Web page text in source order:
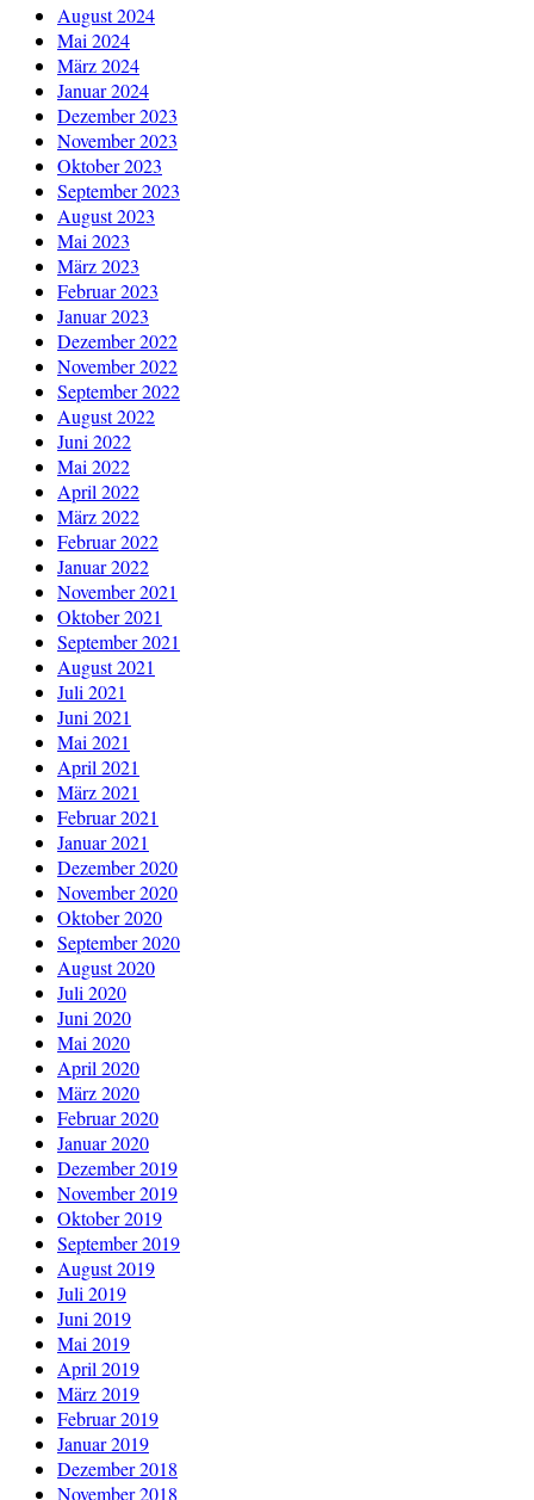
August 2024
Mai 2024
März 2024
Januar 2024
Dezember 2023
November 2023
Oktober 2023
September 2023
August 2023
Mai 2023
März 2023
Februar 2023
Januar 2023
Dezember 2022
November 2022
September 2022
August 2022
Juni 2022
Mai 2022
April 2022
März 2022
Februar 2022
Januar 2022
November 2021
Oktober 2021
September 2021
August 2021
Juli 2021
Juni 2021
Mai 2021
April 2021
März 2021
Februar 2021
Januar 2021
Dezember 2020
November 2020
Oktober 2020
September 2020
August 2020
Juli 2020
Juni 2020
Mai 2020
April 2020
März 2020
Februar 2020
Januar 2020
Dezember 2019
November 2019
Oktober 2019
September 2019
August 2019
Juli 2019
Juni 2019
Mai 2019
April 2019
März 2019
Februar 2019
Januar 2019
Dezember 2018
November 2018